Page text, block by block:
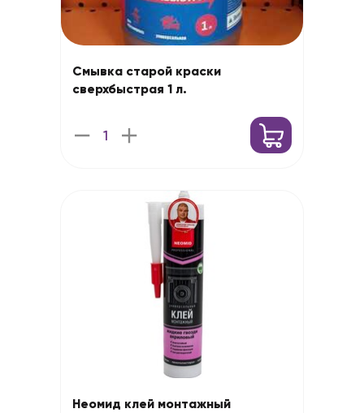
Смывка старой краски
сверхбыстрая 1 л.
Неомид клей монтажный